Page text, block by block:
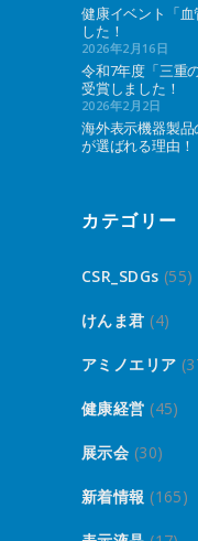
健康イベント「
した！
2026年2月16日
令和7年度「三重
受賞しました！
2026年2月2日
海外表示機器製
が選ばれる理由！
カテゴリー
CSR_SDGs (55)
けんま君 (4)
アミノエリア
健康経営 (45)
展示会 (30)
新着情報 (165)